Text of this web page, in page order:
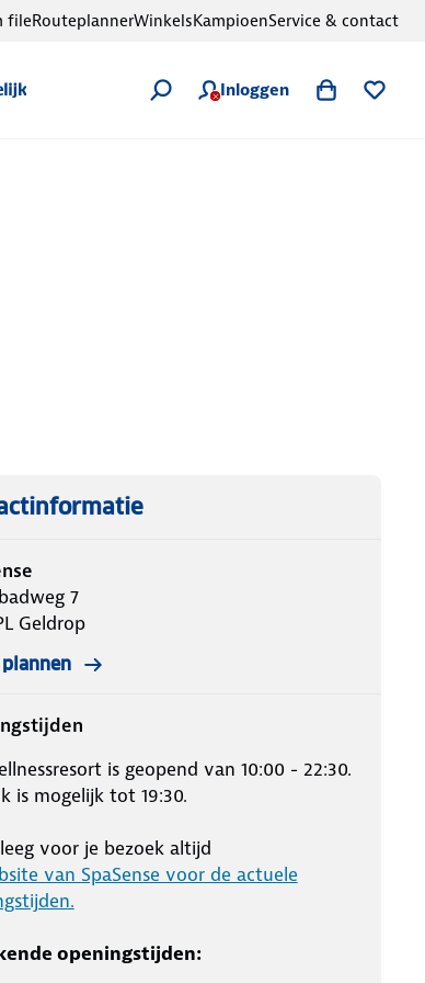
Inloggen
fileRouteplannerWinkelsKampioenService & contact
7
Geldrop
is geopend van 10:00 - 22:30.
is mogelijk tot 19:30.
voor je bezoek altijd
van SpaSense voor de actuele
openingstijden: